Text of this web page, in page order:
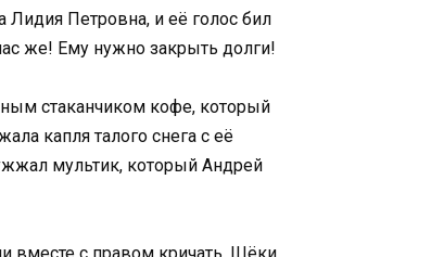
Петровна, и её голос бил
же! Ему нужно закрыть долги!
стаканчиком кофе, который
капля талого снега с её
мультик, который Андрей